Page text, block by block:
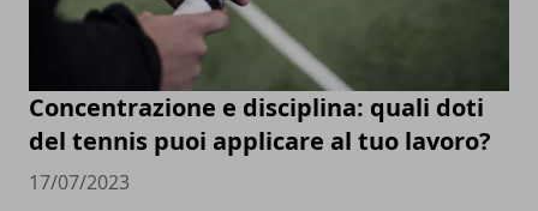
Concentrazione e disciplina: quali doti
del tennis puoi applicare al tuo lavoro?
17/07/2023